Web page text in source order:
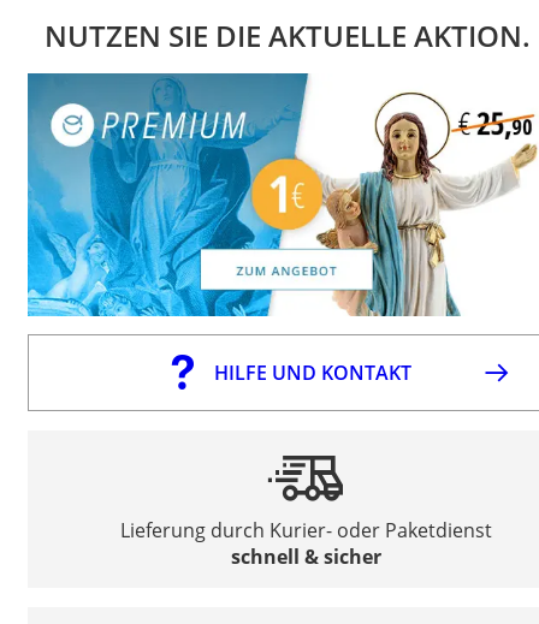
NUTZEN SIE DIE AKTUELLE AKTION.
HILFE UND KONTAKT
Lieferung durch Kurier- oder Paketdienst
schnell & sicher